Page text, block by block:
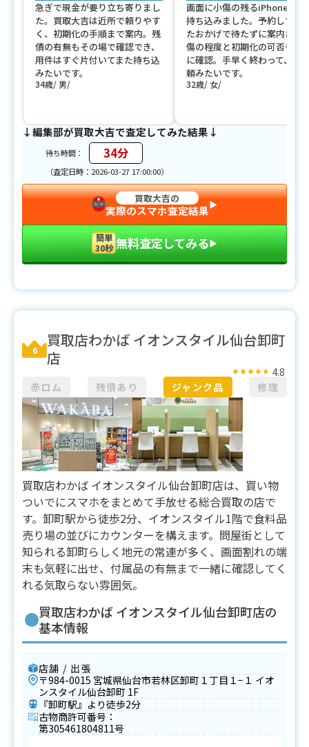
急ぎで現金が要り立ち寄りまし
た。買取大吉は近所で頼りやす
く、初期化の手順まで案内。残
債の有無もその場で確認でき、
用件はすぐ片付いてまた持ち込
みたいです。
34歳 男
画面に小傷の残るiPhone 11を
持ち込みました。予約してお
たおかげで待たずに案内され
傷の程度と初期化の可否も一
に確認。手早く終わって、ま
頼みたいです。
32歳 女
↓編集部が買取大吉で査定してみた結果↓
待ち時間： 34分
（査定日時：2026-03-27 17:00:00）
買取大吉の
実際のスマホ査定結果▶︎
簡単
30秒 無料査定してみる▶︎
6
買取店わかば イオンスタイル仙台卸町
店
赤ロム 残債あり ジャンク品 修理
4.8
買取店わかば イオンスタイル仙台卸町店は、買い物
ついでにスマホをまとめて手放せる総合買取の店で
す。卸町駅から徒歩2分、イオンスタイル1階で食料品
売り場の並びにカウンターを構えます。問屋街として
知られる卸町らしく地元の常連が多く、画面割れの端
末も気軽に出せ、付属品の有無まで一緒に確認してく
れる気取らない雰囲気。
買取店わかば イオンスタイル仙台卸町店の
基本情報
店舗 / 出張
〒984-0015 宮城県仙台市若林区卸町１丁目１−１ イオ
ンスタイル仙台卸町 1F
『卸町駅』より徒歩2分
古物商許可番号：
第305461804811号